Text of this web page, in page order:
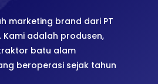
marketing brand dari PT
Kami adalah produsen,
batu alam
beroperasi sejak tahun